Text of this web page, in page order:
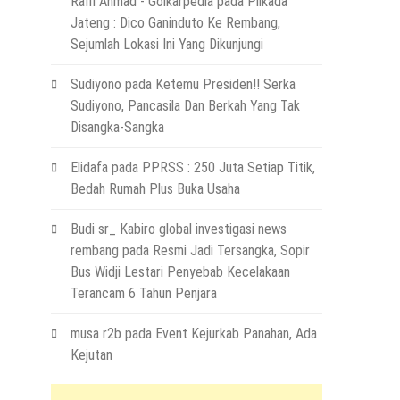
Jateng : Dico Ganinduto Ke Rembang,
Sejumlah Lokasi Ini Yang Dikunjungi
Sudiyono pada Ketemu Presiden!! Serka
Sudiyono, Pancasila Dan Berkah Yang Tak
Disangka-Sangka
Elidafapada PPRSS : 250 Juta Setiap Titik,
Bedah Rumah Plus Buka Usaha
Budi sr_ Kabiro global investigasi news
rembang pada Resmi Jadi Tersangka, Sopir
Bus Widji Lestari Penyebab Kecelakaan
Terancam 6 Tahun Penjara
musa r2b pada Event Kejurkab Panahan, Ada
Kejutan